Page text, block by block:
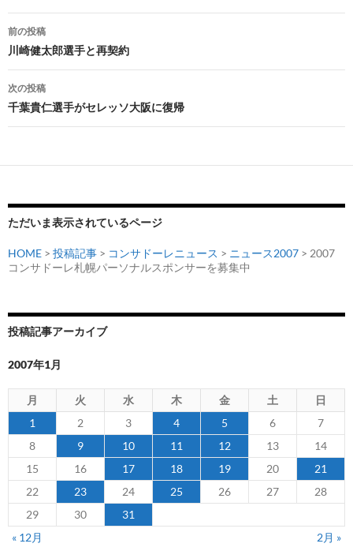
投
稿
ナ
ビ
ゲ
ー
ョ
ン
前の投稿
川崎健太郎選手と再契約
次の投稿
千葉貴仁選手がセレッソ大阪に復帰
ただいま表示されているページ
HOME > 投稿記事 > コンサドーレニュース > ニュース2007 > 2007
コンサドーレ札幌パーソナルスポンサーを募集中
投稿記事アーカイブ
2007年1月
月 火 水 木 金 土
日
1
2 3 4 5 6
7
8
9 10 11 12 13
14
15
16 17 18 19 20
21
22
23 24 25 26 27
28
29
30
31
« 12月
2月 »